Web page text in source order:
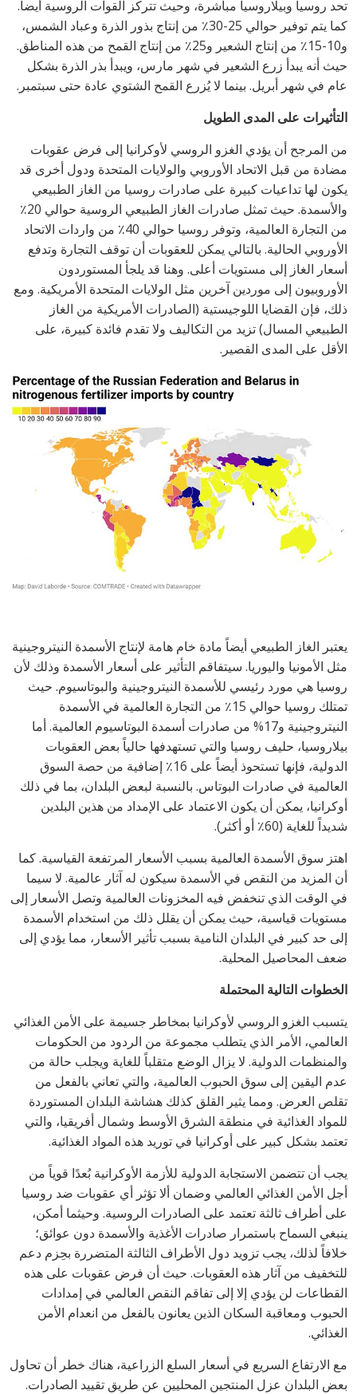
تحد روسيا وبيلاروسيا مباشرة، وحيث تتركز القوات الروسية أيضاً.
كما يتم توفير حوالي 25-30٪ من إنتاج بذور الذرة وعباد الشمس،
و10-15٪ من إنتاج الشعير و25٪ من إنتاج القمح من هذه المناطق.
حيث أنه يبدأ زرع الشعير في شهر مارس، ويبدأ بذر الذرة بشكل
عام في شهر أبريل. بينما لا يُزرع القمح الشتوي عادة حتى سبتمبر.
التأثيرات على المدى الطويل
من المرجح أن يؤدي الغزو الروسي لأوكرانيا إلى فرض عقوبات
مضادة من قبل الاتحاد الأوروبي والولايات المتحدة ودول أخرى قد
يكون لها تداعيات كبيرة على صادرات روسيا من الغاز الطبيعي
والأسمدة. حيث تمثل صادرات الغاز الطبيعي الروسية حوالي 20٪
من التجارة العالمية، وتوفر روسيا حوالي 40٪ من واردات الاتحاد
الأوروبي الحالية. بالتالي يمكن للعقوبات أن توقف التجارة وتدفع
أسعار الغاز إلى مستويات أعلى. وهنا قد يلجأ المستوردون
الأوروبيون إلى موردين آخرين مثل الولايات المتحدة الأمريكية. ومع
ذلك، فإن القضايا اللوجيستية (الصادرات الأمريكية من الغاز
الطبيعي المسال) تزيد من التكاليف ولا تقدم فائدة كبيرة، على
الأقل على المدى القصير.
يعتبر الغاز الطبيعي أيضاً مادة خام هامة لإنتاج الأسمدة النيتروجينية
مثل الأمونيا واليوريا. سيتفاقم التأثير على أسعار الأسمدة وذلك لأن
روسيا هي مورد رئيسي للأسمدة النيتروجينية والبوتاسيوم. حيث
تمتلك روسيا حوالي 15٪ من التجارة العالمية في الأسمدة
النيتروجينية و17% من صادرات أسمدة البوتاسيوم العالمية. أما
بيلاروسيا، حليف روسيا والتي تستهدفها حالياً بعض العقوبات
الدولية، فإنها تستحوذ أيضاً على 16٪ إضافية من حصة السوق
العالمية في صادرات البوتاس. بالنسبة لبعض البلدان، بما في ذلك
أوكرانيا، يمكن أن يكون الاعتماد على الإمداد من هذين البلدين
شديداً للغاية (60٪ أو أكثر).
اهتز سوق الأسمدة العالمية بسبب الأسعار المرتفعة القياسية. كما
أن المزيد من النقص في الأسمدة سيكون له آثار عالمية. لا سيما
في الوقت الذي تنخفض فيه المخزونات العالمية وتصل الأسعار إلى
مستويات قياسية، حيث يمكن أن يقلل ذلك من استخدام الأسمدة
إلى حد كبير في البلدان النامية بسبب تأثير الأسعار، مما يؤدي إلى
ضعف المحاصيل المحلية.
الخطوات التالية المحتملة
يتسبب الغزو الروسي لأوكرانيا بمخاطر جسيمة على الأمن الغذائي
العالمي، الأمر الذي يتطلب مجموعة من الردود من الحكومات
والمنظمات الدولية. لا يزال الوضع متقلباً للغاية ويجلب حالة من
عدم اليقين إلى سوق الحبوب العالمية، والتي تعاني بالفعل من
تقلص العرض. ومما يثير القلق كذلك هشاشة البلدان المستوردة
للمواد الغذائية في منطقة الشرق الأوسط وشمال أفريقيا، والتي
تعتمد بشكل كبير على أوكرانيا في توريد هذه المواد الغذائية.
يجب أن تتضمن الاستجابة الدولية للأزمة الأوكرانية بُعدًا قوياً من
أجل الأمن الغذائي العالمي وضمان ألا تؤثر أي عقوبات ضد روسيا
على أطراف ثالثة تعتمد على الصادرات الروسية. وحيثما أمكن،
ينبغي السماح باستمرار صادرات الأغذية والأسمدة دون عوائق؛
خلافاً لذلك، يجب تزويد دول الأطراف الثالثة المتضررة بحِزم دعم
للتخفيف من آثار هذه العقوبات. حيث أن فرض عقوبات على هذه
القطاعات لن يؤدي إلا إلى تفاقم النقص العالمي في إمدادات
الحبوب ومعاقبة السكان الذين يعانون بالفعل من انعدام الأمن
الغذائي.
مع الارتفاع السريع في أسعار السلع الزراعية، هناك خطر أن تحاول
بعض البلدان عزل المنتجين المحليين عن طريق تقييد الصادرات.